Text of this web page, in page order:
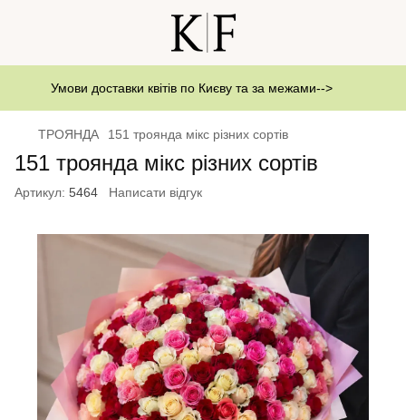
Умови доставки квітів по Києву та за межами-->
ТРОЯНДА 151 троянда мікс різних сортів
151 троянда мікс різних сортів
Артикул: 5464 Написати відгук